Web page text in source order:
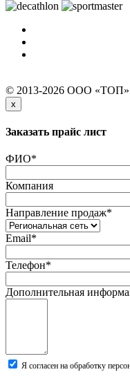
© 2013-2026 ООО
x
Заказать прайс лист
ФИО*
Компания
Направление продаж*
Email*
Телефон*
Дополнительная
Я согласен на обработку